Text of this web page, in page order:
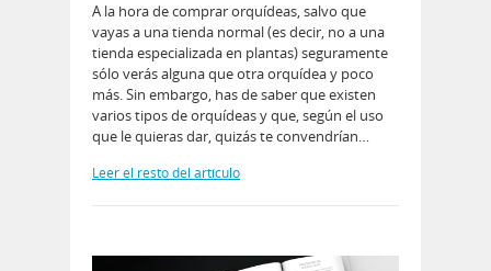
A la hora de comprar orquídeas, salvo que
vayas a una tienda normal (es decir, no a una
tienda especializada en plantas) seguramente
sólo verás alguna que otra orquídea y poco
más. Sin embargo, has de saber que existen
varios tipos de orquídeas y que, según el uso
que le quieras dar, quizás te convendrían…
Leer el resto del artículo